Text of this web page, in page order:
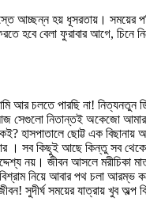
হয় ধূসরতায়। সময়ের
হবে বেলা ফুরাবার আগে, চিনে
আর চলতে পারছি না!
আজ সেগুলো নিতান্তই অকেজো
হাসপাতালে ছোট্ট এক
। সব কিছুই আছে কিন্তু সব
নয়। জীবন আসলে মরীচিকা
নিয়ে আবার পথ চলা আরম্ভ
সুদীর্ঘ সময়ের যাত্রায় খুব